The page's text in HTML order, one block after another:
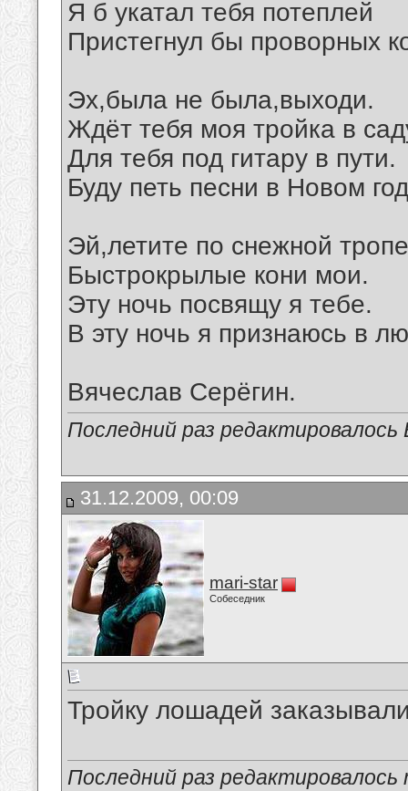
Я б укатал тебя потеплей
Пристегнул бы проворных
Эх,была не была,выходи.
Ждёт тебя моя тройка в
Для тебя под гитару в пути.
Буду петь песни в Новом
Эй,летите по снежной
Быстрокрылые кони мои.
Эту ночь посвящу я тебе.
В эту ночь я признаюсь в
Вячеслав Серёгин.
Последний раз
31.12.2009, 00:09
mari-star
Собеседник
Тройку лошадей
Последний раз